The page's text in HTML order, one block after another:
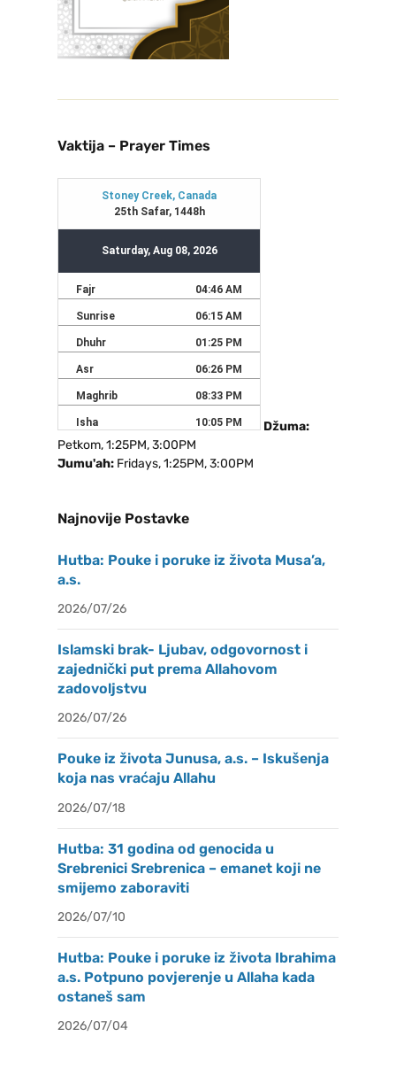
Vaktija – Prayer Times
Džuma:
Petkom, 1:25PM, 3:00PM
Jumu'ah: Fridays, 1:25PM, 3:00PM
Najnovije Postavke
Hutba: Pouke i poruke iz života Musa’a,
a.s.
2026/07/26
Islamski brak- Ljubav, odgovornost i
zajednički put prema Allahovom
zadovoljstvu
2026/07/26
Pouke iz života Junusa, a.s. – Iskušenja
koja nas vraćaju Allahu
2026/07/18
Hutba: 31 godina od genocida u
Srebrenici Srebrenica – emanet koji ne
smijemo zaboraviti
2026/07/10
Hutba: Pouke i poruke iz života Ibrahima
a.s. Potpuno povjerenje u Allaha kada
ostaneš sam
2026/07/04